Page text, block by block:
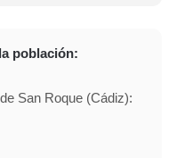
población:
San Roque (Cádiz):